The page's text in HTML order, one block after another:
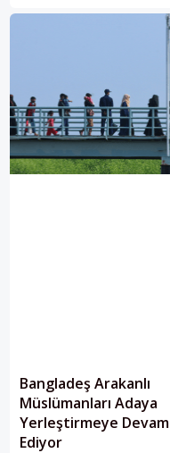
Bangladeş Arakanlı
Müslümanları Adaya
Yerleştirmeye Devam
Ediyor